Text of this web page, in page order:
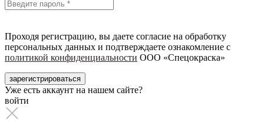
Проходя регистрацию, вы даете согласие на обработку
персональных данных и подтверждаете ознакомление с
политикой конфиденциальности ООО «Спецокраска»
зарегистрироваться
Уже есть аккаунт на нашем сайте?
войти